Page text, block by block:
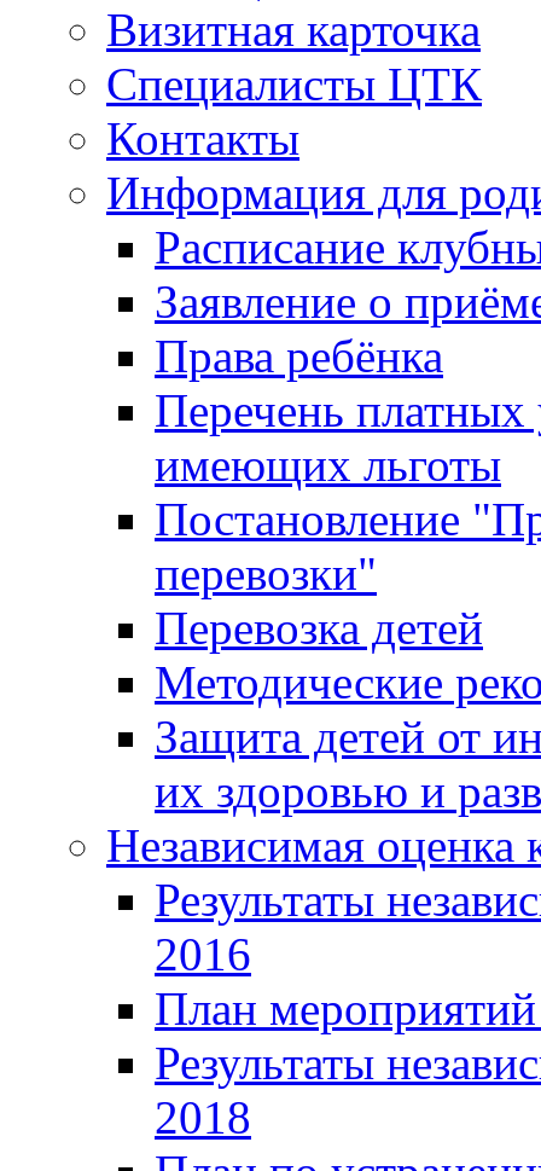
Визитная карточка
Специалисты ЦТК
Контакты
Информация для
Расписание
Заявление о
Права ребёнка
Перечень платных
имеющих льготы
Постановление
перевозки"
Перевозка детей
Методические
Защита детей от
их здоровью и
Независимая оценка
Результаты
2016
План
Результаты
2018